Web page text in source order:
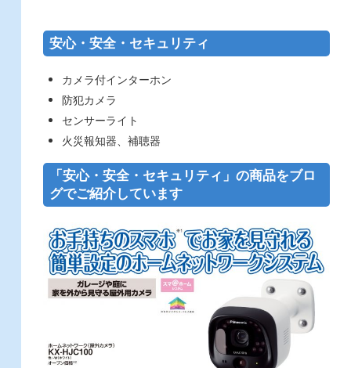
安心・安全・セキュリティ
カメラ付インターホン
防犯カメラ
センサーライト
火災報知器、補聴器
「安心・安全・セキュリティ」の商品をブロ
グでご紹介しています